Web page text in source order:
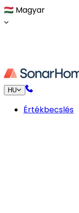
🇭🇺 Magyar
HU
Értékbecslés